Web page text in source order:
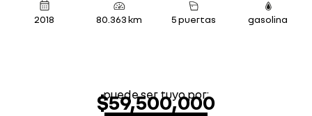
2018 80.363 km 5 puertas gasolina
puede ser tuyo por:
$59,500,000